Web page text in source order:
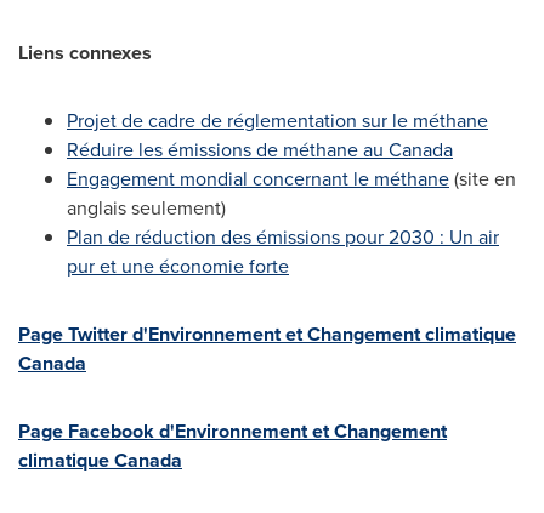
Liens connexes
Projet de cadre de réglementation sur le méthane
Réduire les émissions de méthane au Canada
Engagement mondial concernant le méthane(site en
anglais seulement)
Plan de réduction des émissions pour 2030 : Un air
pur et une économie forte
Page Twitter d'Environnement et Changement climatique
Canada
Page Facebook d'Environnement et Changement
climatiqueCanada